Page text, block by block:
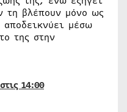
τη βλέπουν μόνο ως
μέσω
της στην
14:00